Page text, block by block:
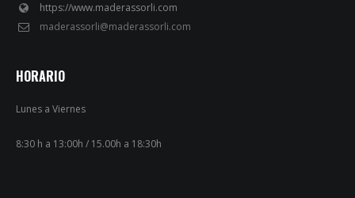
https://www.maderassorli.com
maderassorli@maderassorli.com
HORARIO
Lunes a Viernes
8:30 h a 13:00h / 15.00h a 18:30h